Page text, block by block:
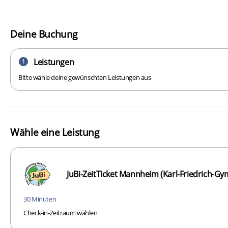
Wähle eine Leistung
JuBi-ZeitTicket Mannheim (Karl-Friedrich-
30 Minuten
Check-in-Zeitraum wählen
Deine Buchung
1 Leistungen
Bitte wähle deine gewünschten Leistungen aus